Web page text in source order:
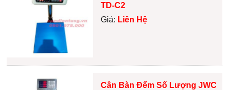
TD-C2
Giá: Liên Hệ
Cân Bàn Đếm Số Lượng JWC